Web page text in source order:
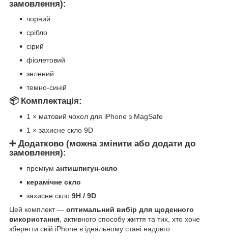
замовлення):
чорний
срібло
сірий
фіолетовий
зелений
темно-синій
📦 Комплектація:
1 × матовий чохол для iPhone з MagSafe
1 × захисне скло 9D
➕ Додатково (можна змінити або додати до
замовлення):
преміум антишпигун-скло
керамічне скло
захисне скло 9H / 9D
Цей комплект — оптимальний вибір для щоденного
використання , активного способу життя та тих, хто хоче
зберегти свій iPhone в ідеальному стані надовго.